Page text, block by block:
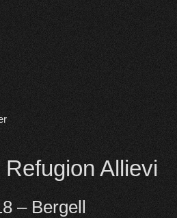
Refugion Allievi
– Bergell